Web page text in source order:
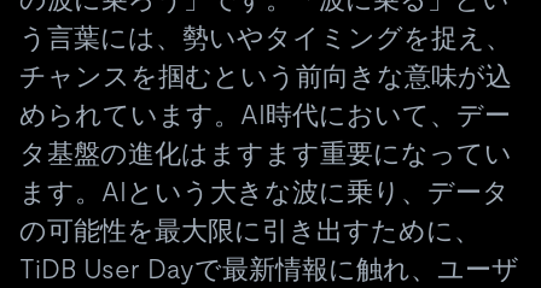
う言葉には、勢いやタイミングを捉え、
チャンスを掴むという前向きな意味が込
められています。AI時代において、デー
タ基盤の進化はますます重要になってい
ます。AIという大きな波に乗り、データ
の可能性を最大限に引き出すために、
TiDB User Dayで最新情報に触れ、ユーザ